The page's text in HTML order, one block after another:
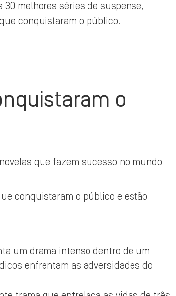
30 melhores séries de suspense,
conquistaram o público.
o
que fazem sucesso no mundo
conquistaram o público e estão
um drama intenso dentro de um
enfrentam as adversidades do